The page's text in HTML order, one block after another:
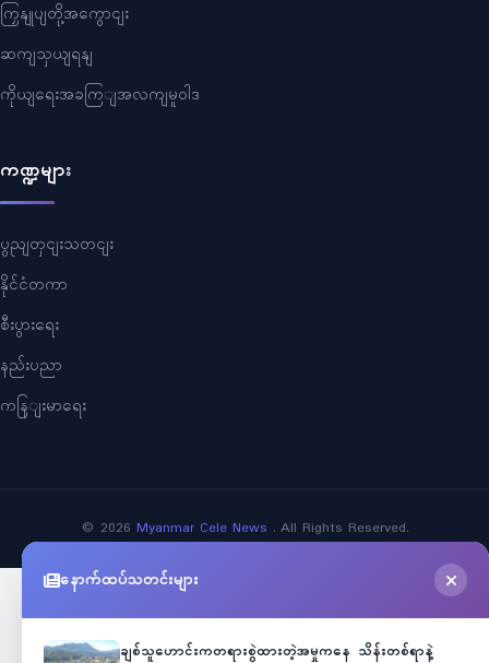
ကြှနျုပျတို့အကွောငျး
ဆကျသှယျရနျ
ကိုယျရေးအခကြျအလကျမူဝါဒ
ကဏ္ဍများ
ပွညျတှငျးသတငျး
နိုင်ငံတကာ
စီးပွားရေး
နည်းပညာ
ကနြျးမာရေး
© 2026 Myanmar Cele News . All Rights Reserved.
နောက်ထပ်သတင်းများ
ချစ်သူဟောင်းကတရားစွဲထားတဲ့အမှုကနေ သိန်းတစ်ရာနဲ့